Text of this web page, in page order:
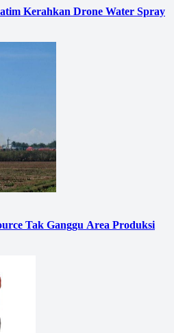
Kerahkan Drone Water Spray
Tak Ganggu Area Produksi